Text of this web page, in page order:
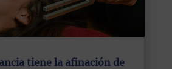
tiene la afinación de